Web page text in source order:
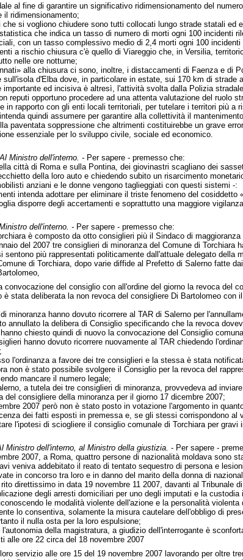
al fine di garantire un significativo ridimensionamento del
il ridimensionamento;
si vogliono chiudere sono tutti collocati lungo strade statali
che indica un tasso di numero di morti ogni 100 incidenti
con un tasso complessivo medio di 2,4 morti ogni 100 incidenti
a rischio chiusura c'è quello di Viareggio che, in Versilia,
nelle ore notturne;
alla chiusura ci sono, inoltre, i distaccamenti di Faenza e di
sull'isola d'Elba dove, in particolare in estate, sui 170 km di strade
importante ed incisiva è altresì, l'attività svolta dalla Polizia
reputi opportuno procedere ad una attenta valutazione del ruolo
in rapporto con gli enti locali territoriali, per tutelare i territori più a
quindi assumere per garantire alla collettività il
paventata soppressione che altrimenti costituirebbe un grave
essenziale per lo sviluppo civile, sociale ed economico.
Al Ministro dell'interno. -Per sapere - premesso che:
città di Roma e sulla Pontina, dei giovinastri scagliano dei
della loro auto e chiedendo subito un risarcimento
anziani e le donne vengono taglieggiati con questi sistemi -:
intenda adottare per eliminare il triste fenomeno del cosiddetto
disporre degli accertamenti e soprattutto una maggiore
dell'interno. -Per sapere - premesso che:
è composto da otto consiglieri più il Sindaco di
del 2007 tre consiglieri di minoranza del Comune di
sentono più rappresentati politicamente dall'attuale delegato della
di Torchiara, dopo varie diffide al Prefetto di Salerno fatte
convocazione del consiglio con all'ordine del giorno la revoca del
è stata deliberata la non revoca del consigliere Di Bartolomeo
minoranza hanno dovuto ricorrere al TAR di Salerno per
annullato la delibera di Consiglio specificando che la revoca
chiesto quindi di nuovo la convocazione del Consiglio
hanno dovuto ricorrere nuovamente al TAR chiedendo
l'ordinanza a favore dei tre consiglieri e la stessa è stata
non è stato possibile svolgere il Consiglio per la revoca del
mancare il numero legale;
a tutela dei tre consiglieri di minoranza, provvedeva ad
del consigliere della minoranza per il giorno 17 dicembre 2007;
2007 però non è stato posto in votazione l'argomento in
dei fatti esposti in premessa e, se gli stessi corrispondono
l'ipotesi di sciogliere il consiglio comunale di Torchiara per
Ministro dell'interno, al Ministro della giustizia. - Per sapere -
2007, a Roma, quattro persone di nazionalità moldava sono
veniva addebitato il reato di tentato sequestro di persona e
in concorso tra loro e in danno del marito della donna di
direttissimo in data 19 novembre 11 2007, davanti al
degli arresti domiciliari per uno degli imputati e la custodia
le modalità violente dell'azione e la personalità
lo consentiva, solamente la misura cautelare dell'obbligo di
il nulla osta per la loro espulsione;
l'autonomia della magistratura, a giudizio dell'interrogante è
alle ore 22 circa del 18 novembre 2007
servizio alle ore 15 del 19 novembre 2007 lavorando per oltre